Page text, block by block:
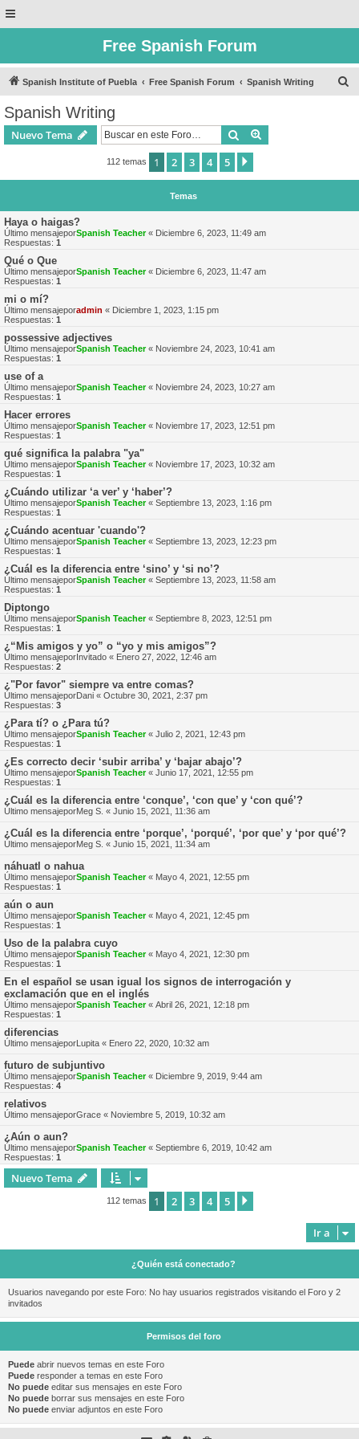
Free Spanish Forum
Spanish Institute of Puebla Free Spanish Forum Spanish Writing
Spanish Writing
Nuevo Tema Buscar
112 temas 1 2 3 4 5
Temas
Haya o haigas?
Último mensajeporSpanish Teacher« Diciembre 6, 2023, 11:49 am
Respuestas: 1
Qué o Que
Último mensajeporSpanish Teacher« Diciembre 6, 2023, 11:47 am
Respuestas: 1
mi o mí?
Último mensajeporadmin « Diciembre 1, 2023, 1:15 pm
Respuestas: 1
possessive adjectives
Último mensajeporSpanish Teacher« Noviembre 24, 2023, 10:41 am
Respuestas: 1
use of a
Último mensajeporSpanish Teacher« Noviembre 24, 2023, 10:27 am
Respuestas: 1
Hacer errores
Último mensajeporSpanish Teacher« Noviembre 17, 2023, 12:51 pm
Respuestas: 1
qué significa la palabra "ya"
Último mensajeporSpanish Teacher« Noviembre 17, 2023, 10:32 am
Respuestas: 1
¿Cuándo utilizar ‘a ver’ y ‘haber’?
Último mensajeporSpanish Teacher« Septiembre 13, 2023, 1:16 pm
Respuestas: 1
¿Cuándo acentuar 'cuando'?
Último mensajeporSpanish Teacher« Septiembre 13, 2023, 12:23 pm
Respuestas: 1
¿Cuál es la diferencia entre ‘sino’ y ‘si no’?
Último mensajeporSpanish Teacher« Septiembre 13, 2023, 11:58 am
Respuestas: 1
Diptongo
Último mensajeporSpanish Teacher« Septiembre 8, 2023, 12:51 pm
Respuestas: 1
¿“Mis amigos y yo” o “yo y mis amigos”?
Último mensajeporInvitado « Enero 27, 2022, 12:46 am
Respuestas: 2
¿"Por favor" siempre va entre comas?
Último mensajeporDani « Octubre 30, 2021, 2:37 pm
Respuestas: 3
¿Para tí? o ¿Para tú?
Último mensajeporSpanish Teacher« Julio 2, 2021, 12:43 pm
Respuestas: 1
¿Es correcto decir ‘subir arriba’ y ‘bajar abajo’?
Último mensajeporSpanish Teacher« Junio 17, 2021, 12:55 pm
Respuestas: 1
¿Cuál es la diferencia entre ‘conque’, ‘con que’ y ‘con qué’?
Último mensajeporMeg S. « Junio 15, 2021, 11:36 am
¿Cuál es la diferencia entre ‘porque’, ‘porqué’, ‘por que’ y ‘por qué’?
Último mensajeporMeg S. « Junio 15, 2021, 11:34 am
náhuatl o nahua
Último mensajeporSpanish Teacher« Mayo 4, 2021, 12:55 pm
Respuestas: 1
aún o aun
Último mensajeporSpanish Teacher« Mayo 4, 2021, 12:45 pm
Respuestas: 1
Uso de la palabra cuyo
Último mensajeporSpanish Teacher« Mayo 4, 2021, 12:30 pm
Respuestas: 1
En el español se usan igual los signos de interrogación y
exclamación que en el inglés
Último mensajeporSpanish Teacher« Abril 26, 2021, 12:18 pm
Respuestas: 1
diferencias
Último mensajeporLupita « Enero 22, 2020, 10:32 am
futuro de subjuntivo
Último mensajeporSpanish Teacher« Diciembre 9, 2019, 9:44 am
Respuestas: 4
relativos
Último mensajeporGrace « Noviembre 5, 2019, 10:32 am
¿Aún o aun?
Último mensajeporSpanish Teacher« Septiembre 6, 2019, 10:42 am
Respuestas: 1
Nuevo Tema
112 temas 1 2 3 4 5
Ir a
¿Quién está conectado?
Usuarios navegando por este Foro: No hay usuarios registrados visitando el Foro y 2
invitados
Permisos del foro
Puede abrir nuevos temas en este Foro
Puede responder a temas en este Foro
No puede editar sus mensajes en este Foro
No puede borrar sus mensajes en este Foro
No puede enviar adjuntos en este Foro